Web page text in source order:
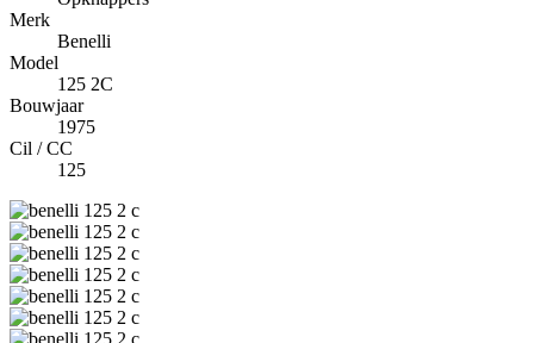
Merk
Benelli
Model
125 2C
Bouwjaar
1975
Cil / CC
125